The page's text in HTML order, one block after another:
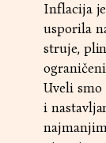
Inflacija
usporila
struje,
Uveli smo
i